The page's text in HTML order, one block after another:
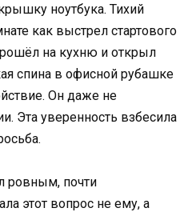
ноутбука. Тихий
как выстрел стартового
на кухню и открыл
спина в офисной рубашке
Он даже не
Эта уверенность взбесила
ровным, почти
этот вопрос не ему, а